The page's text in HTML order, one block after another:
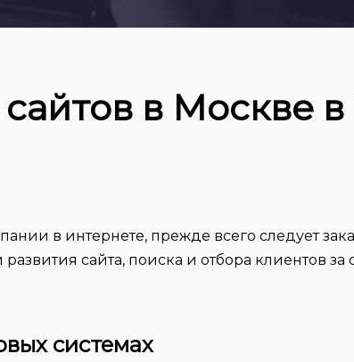
в Москве
в интернете, прежде всего следует
сайта, поиска и отбора клиентов за
системах